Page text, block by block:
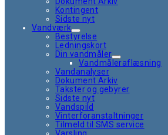
Kontingent
Sidste nyt
Vandværk
Bestyrelse
Ledningskort
Din vandmåler
Vandmåleraflæsning
Vandanalyser
Dokument Arkiv
Takster og gebyrer
Sidste nyt
Vandspild
Vinterforanstaltninger
Tilmeld til SMS service